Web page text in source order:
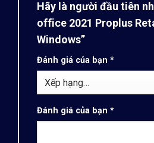
Hãy là người đầu tiên
office 2021 Proplus
Windows”
Đánh giá của bạn *
Đánh giá của bạn *